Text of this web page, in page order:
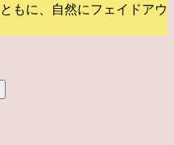
もに、自然にフェイドアウ